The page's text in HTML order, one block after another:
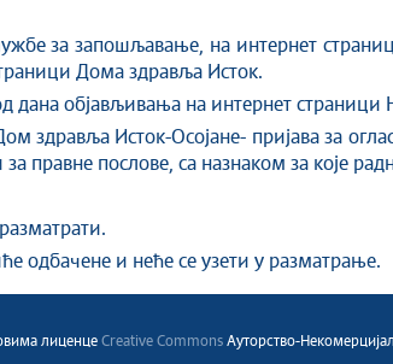
запошљавање, на интернет
Дома здравља Исток.
објављивања на интернет страници
здравља Исток-Осојане- пријава за
правне послове, са назнаком за које
одбачене и неће се узети у разматрање.
лиценце Creative Commons Ауторство-